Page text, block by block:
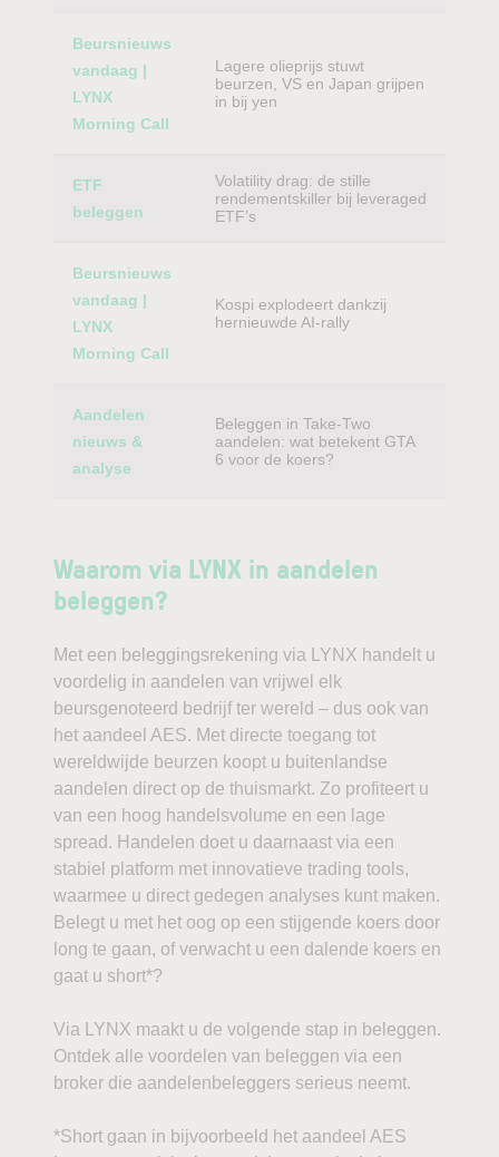
Beursnieuws
vandaag |
LYNX
Morning Call
Lagere olieprijs stuwt
beurzen, VS en Japan grijpen
in bij yen
ETF
beleggen
Volatility drag: de stille
rendementskiller bij leveraged
ETF’s
Beursnieuws
vandaag |
LYNX
Morning Call
Kospi explodeert dankzij
hernieuwde AI-rally
Aandelen
nieuws &
analyse
Beleggen in Take-Two
aandelen: wat betekent GTA
6 voor de koers?
Waarom via LYNX in aandelen
beleggen?
Met een beleggingsrekening via LYNX handelt u
voordelig in aandelen van vrijwel elk
beursgenoteerd bedrijf ter wereld – dus ook van
het aandeel AES. Met directe toegang tot
wereldwijde beurzen koopt u buitenlandse
aandelen direct op de thuismarkt. Zo profiteert u
van een hoog handelsvolume en een lage
spread. Handelen doet u daarnaast via een
stabiel platform met innovatieve trading tools,
waarmee u direct gedegen analyses kunt maken.
Belegt u met het oog op een stijgende koers door
long te gaan, of verwacht u een dalende koers en
gaat u short*?
Via LYNX maakt u de volgende stap in beleggen.
Ontdek alle voordelen van beleggen via een
broker die aandelenbeleggers serieus neemt.
*Short gaan in bijvoorbeeld het aandeel AES